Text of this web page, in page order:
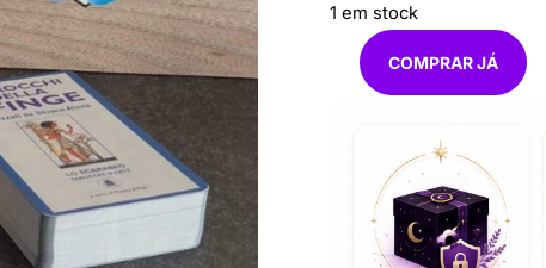
1 em stock
Quantidade
COMPRAR JÁ